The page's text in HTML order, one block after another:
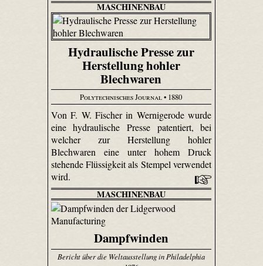
MASCHINENBAU
Hydraulische Presse zur
Herstellung hohler
Blechwaren
Polytechnisches Journal• 1880
Von F. W. Fischer in Wernigerode wurde
eine hydraulische Presse patentiert, bei
welcher zur Herstellung hohler
Blechwaren eine unter hohem Druck
stehende Flüssigkeit als Stempel verwendet
wird.
MASCHINENBAU
Dampfwinden
Bericht über die Weltausstellung in Philadelphia